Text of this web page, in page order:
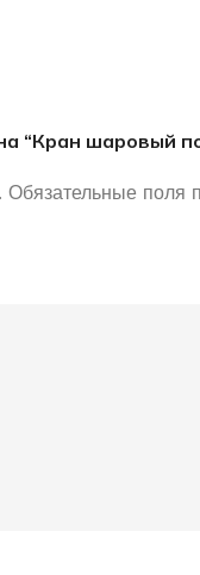
“Кран шаровый
Обязательные поля